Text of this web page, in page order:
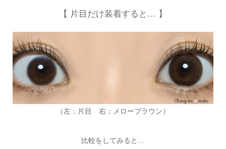
【 片目だけ装着すると… 】
（左：片目 右：メローブラウン）
比較をしてみると…